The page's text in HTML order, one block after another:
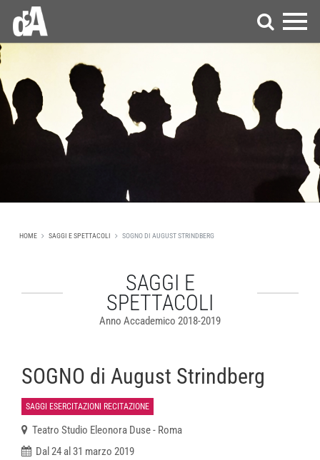
HOME SAGGI E SPETTACOLI SOGNO DI AUGUST STRINDBERG
SAGGI E
SPETTACOLI
Anno Accademico 2018-2019
SOGNO di August Strindberg
SAGGI ESERCITAZIONI RECITAZIONE
Teatro Studio Eleonora Duse - Roma
Dal 24 al 31 marzo 2019